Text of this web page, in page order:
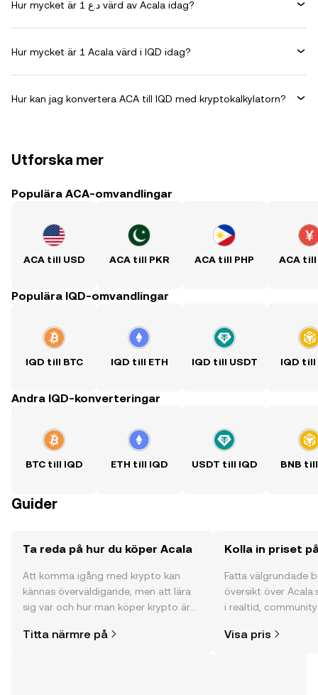
Hur mycket är 1 د.ع värd av Acala idag?
Hur mycket är 1 Acala värd i IQD idag?
Hur kan jag konvertera ACA till IQD med kryptokalkylatorn?
Utforska mer
Populära ACA-omvandlingar
ACA till USD ACA till PKR ACA till PHP ACA till
Populära IQD-omvandlingar
IQD till BTC IQD till ETH IQD till USDT IQD till
Andra IQD-konverteringar
BTC till IQD ETH till IQD USDT till IQD BNB
Guider
Ta reda på hur du köper Acala
Att komma igång med krypto kan
kännas överväldigande, men att lära
sig var och hur man köper krypto är
din resa på OKX mobilapp eller direkt
Titta närmre på
Kolla in priset
Fatta välgrundade
översikt över
i realtid,
Visa pris